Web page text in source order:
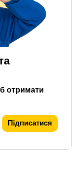
отримати
Підписатися